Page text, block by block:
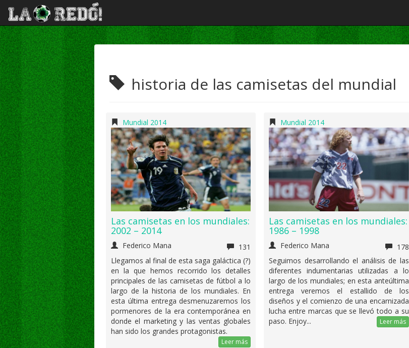
historia de las camisetas del mundial
Mundial 2014
Las camisetas en los mundiales:
2002 – 2014
Federico Mana
131
Llegamos al final de esta saga galáctica (?)
en la que hemos recorrido los detalles
principales de las camisetas de fútbol a lo
largo de la historia de los mundiales. En
esta última entrega desmenuzaremos los
pormenores de la era contemporánea en
donde el marketing y las ventas globales
han sido los grandes protagonistas.
Leer más
Mundial 2014
Las camisetas en los mundiales:
1986 – 1998
Federico Mana
178
Seguimos desarrollando el análisis de las
diferentes indumentarias utilizadas a lo
largo de los mundiales; en esta anteúltima
entrega veremos el estallido de los
diseños y el comienzo de una encarnizada
lucha entre marcas que se llevó todo a su
paso. Enjoy...
Leer más